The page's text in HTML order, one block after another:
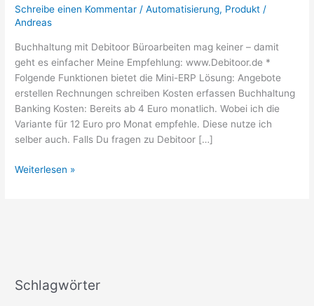
Schreibe einen Kommentar /Automatisierung, Produkt /
Andreas
Buchhaltung mit Debitoor Büroarbeiten mag keiner – damit
geht es einfacher Meine Empfehlung: www.Debitoor.de *
Folgende Funktionen bietet die Mini-ERP Lösung: Angebote
erstellen Rechnungen schreiben Kosten erfassen Buchhaltung
Banking Kosten: Bereits ab 4 Euro monatlich. Wobei ich die
Variante für 12 Euro pro Monat empfehle. Diese nutze ich
selber auch. Falls Du fragen zu Debitoor […]
Debitoor
Weiterlesen »
Schlagwörter